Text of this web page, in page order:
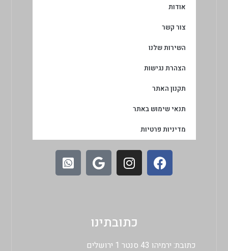
אודות
צור קשר
השירות שלנו
הצהרת נגישות
תקנון האתר
תנאי שימוש באתר
מדיניות פרטיות
כתובתינו
כתובת: ירמיהו 43 סנטר 1 ירושלים